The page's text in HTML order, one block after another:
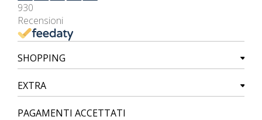
930
Recensioni
SHOPPING
EXTRA
PAGAMENTI ACCETTATI